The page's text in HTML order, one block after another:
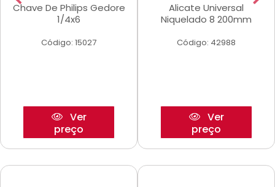
Chave De Philips Gedore
1/4x6
Código: 15027
Ver
preço
Alicate Universal
Niquelado 8 200mm
Código: 42988
Ver
preço